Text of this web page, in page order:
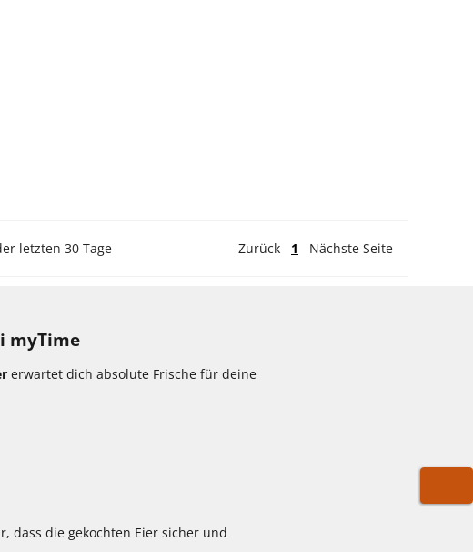
letzten 30 Tage Zurück 1 Nächste Seite
myTime
erwartet dich absolute Frische für deine
dass die gekochten Eier sicher und